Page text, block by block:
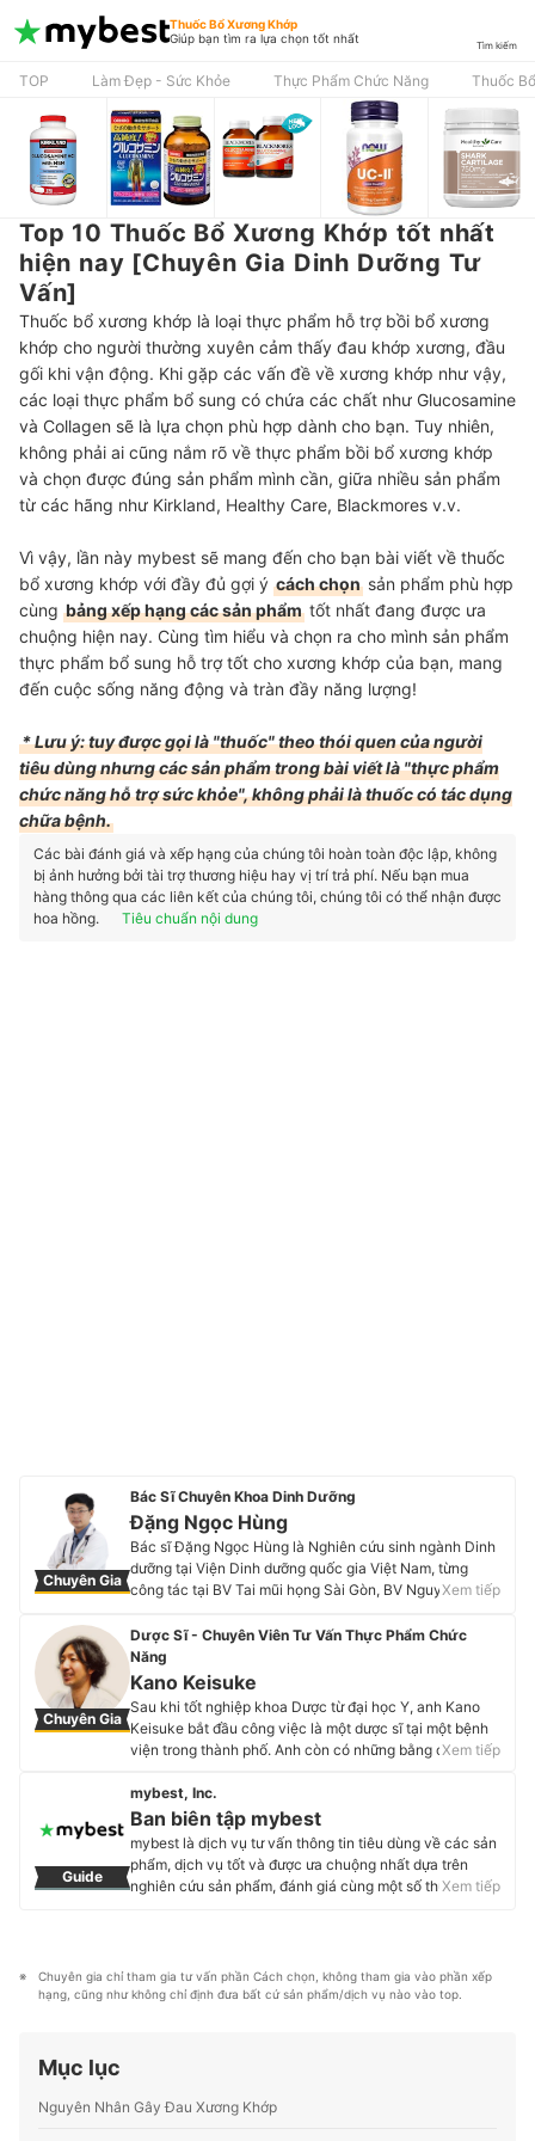
Thuốc Bổ Xương Khớp
Giúp bạn tìm ra lựa chọn tốt nhất
Tìm kiếm
TOP Làm Đẹp - Sức Khỏe Thực Phẩm Chức Năng Thuốc
Top 10 Thuốc Bổ Xương Khớp tốt nhất
hiện nay [Chuyên Gia Dinh Dưỡng Tư
Vấn]
Thuốc bổ xương khớp là loại thực phẩm hỗ trợ bồi bổ xương
khớp cho người thường xuyên cảm thấy đau khớp xương, đầu
gối khi vận động. Khi gặp các vấn đề về xương khớp như vậy,
các loại thực phẩm bổ sung có chứa các chất như Glucosamine
và Collagen sẽ là lựa chọn phù hợp dành cho bạn. Tuy nhiên,
không phải ai cũng nắm rõ về thực phẩm bồi bổ xương khớp
và chọn được đúng sản phẩm mình cần, giữa nhiều sản phẩm
từ các hãng như Kirkland, Healthy Care, Blackmores v.v.
Vì vậy, lần này mybest sẽ mang đến cho bạn bài viết về thuốc
bổ xương khớp với đầy đủ gợi ý cách chọn sản phẩm phù hợp
cùng bảng xếp hạng các sản phẩm tốt nhất đang được ưa
chuộng hiện nay. Cùng tìm hiểu và chọn ra cho mình sản phẩm
thực phẩm bổ sung hỗ trợ tốt cho xương khớp của bạn, mang
đến cuộc sống năng động và tràn đầy năng lượng!
* Lưu ý: tuy được gọi là "thuốc" theo thói quen của người
tiêu dùng nhưng các sản phẩm trong bài viết là "thực phẩm
chức năng hỗ trợ sức khỏe", không phải là thuốc có tác dụng
chữa bệnh.
Các bài đánh giá và xếp hạng của chúng tôi hoàn toàn độc lập, không
bị ảnh hưởng bởi tài trợ thương hiệu hay vị trí trả phí. Nếu bạn mua
hàng thông qua các liên kết của chúng tôi, chúng tôi có thể nhận được
hoa hồng.
Tiêu chuẩn nội dung
Chuyên Gia
Bác Sĩ Chuyên Khoa Dinh Dưỡng
Đặng Ngọc Hùng
Bác sĩ Đặng Ngọc Hùng là Nghiên cứu sinh ngành Dinh
dưỡng tại Viện Dinh dưỡng quốc gia Việt Nam, từng
công tác tại BV Tai mũi họng Sài Gòn, BV Nguyễn Tri
trò khác như Nhà sáng lập hệ thống Dinh dưỡng y học
đầu tiên tại Việt Nam - H&H Nutrition; Giảng viên cơ
hữu tại Bộ môn Dinh dưỡng và Khoa Sức khỏe môi
trường – nghề nghiệp tại Viện nghiên cứu và đào tạo y
khoa liên tục; Giảng viên thỉnh giảng Trường Cao đẳng
Y dược Pasteur; Giảng viên Tổ chức phi chính phủ LIFE.
Profile của Đặng Ngọc Hùng
Xem tiếp
Chuyên Gia
Dược Sĩ - Chuyên Viên Tư Vấn Thực Phẩm Chức
Năng
Kano Keisuke
Sau khi tốt nghiệp khoa Dược từ đại học Y, anh Kano
Keisuke bắt đầu công việc là một dược sĩ tại một bệnh
viện trong thành phố. Anh còn có những bằng cấp khác
Certified Diabetes Educator of Japan. Trên các trang
mạng xã hội và blog của bản thân, anh cũng chia sẻ rất
nhiều kiến thức bổ ích về dinh dưỡng và sức khỏe.
Profile của Kano Keisuke
Xem tiếp
Guide
mybest, Inc.
Ban biên tập mybest
mybest là dịch vụ tư vấn thông tin tiêu dùng về các sản
phẩm, dịch vụ tốt và được ưa chuộng nhất dựa trên
nghiên cứu sản phẩm, đánh giá cùng một số thực
hầu hết các lĩnh vực, từ Mỹ phẩm, Hàng tiêu dùng,
Thiết bị gia dụng đến các dịch vụ Tài chính, Chăm sóc
Xem tiếp
Chuyên gia chỉ tham gia tư vấn phần Cách chọn, không tham gia vào phần xếp
hạng, cũng như không chỉ định đưa bất cứ sản phẩm/dịch vụ nào vào top.
Mục lục
Nguyên Nhân Gây Đau Xương Khớp